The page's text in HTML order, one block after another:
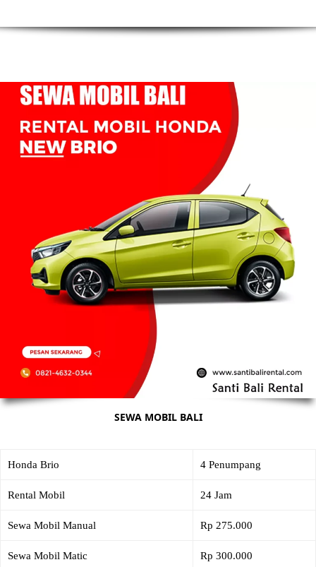
SEWA MOBIL BALI
Honda Brio 4 Penumpang
Rental Mobil 24 Jam
Sewa Mobil Manual Rp 275.000
Sewa Mobil Matic Rp 300.000